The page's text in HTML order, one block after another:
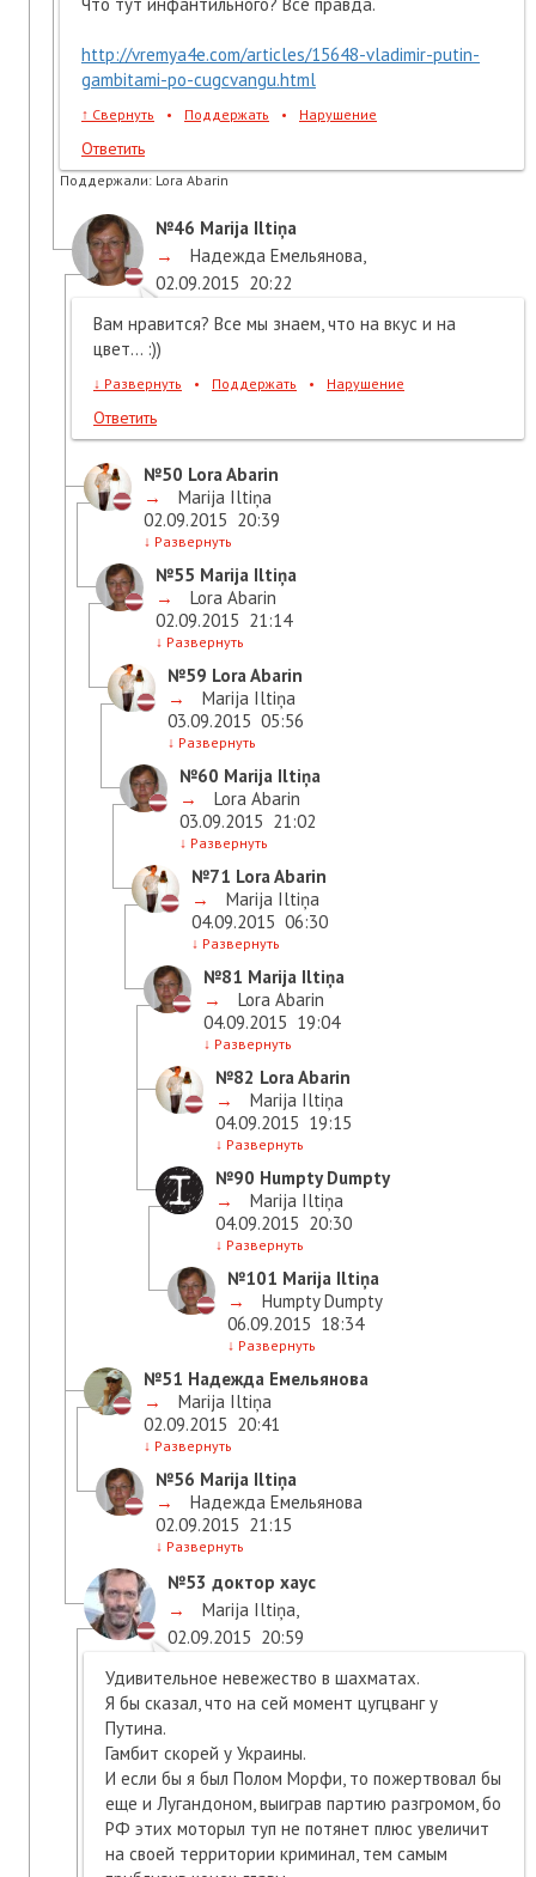
http://vremya4e.com/articles/15648-vladimir-putin-
gambitami-po-cugcvangu.html
↑ Свернуть • Поддержать • Нарушение
Ответить
Поддержали: Lora Abarin
№46 Marija Iltiņa
→
Надежда Емельянова
02.09.2015 20:22
Вам нравится? Все мы знаем, что на вкус и на
цвет... :))
↓ Развернуть • Поддержать • Нарушение
Ответить
№50 Lora Abarin
→
Marija Iltiņa
02.09.2015 20:39
↓ Развернуть
№55 Marija Iltiņa
→
Lora Abarin
02.09.2015 21:14
↓ Развернуть
№59 Lora Abarin
→
Marija Iltiņa
03.09.2015 05:56
↓ Развернуть
№60 Marija Iltiņa
→
Lora Abarin
03.09.2015 21:02
↓ Развернуть
№71 Lora Abarin
→
Marija Iltiņa
04.09.2015 06:30
↓ Развернуть
№81 Marija Iltiņa
→
Lora Abarin
04.09.2015 19:04
↓ Развернуть
№82 Lora Abarin
→
Marija Iltiņa
04.09.2015 19:15
↓ Развернуть
№90 Humpty Dumpty
→
Marija Iltiņa
04.09.2015 20:30
↓ Развернуть
№101 Marija Iltiņa
→
Humpty Dumpty
06.09.2015 18:34
↓ Развернуть
№51 Надежда Емельянова
→
Marija Iltiņa
02.09.2015 20:41
↓ Развернуть
№56 Marija Iltiņa
→
Надежда Емельянова
02.09.2015 21:15
↓ Развернуть
№53 доктор хаус
→
Marija Iltiņa
02.09.2015 20:59
Удивительное невежество в шахматах.
Я бы сказал, что на сей момент цугцванг у
Путина.
Гамбит скорей у Украины.
И если бы я был Полом Морфи, то пожертвовал бы
еще и Лугандоном, выиграв партию разгромом, бо
РФ этих моторыл туп не потянет плюс увеличит
на своей территории криминал, тем самым